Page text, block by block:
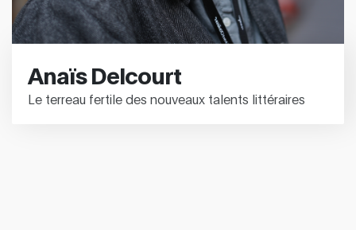
Anaïs Delcourt
Le terreau fertile des nouveaux talents littéraires